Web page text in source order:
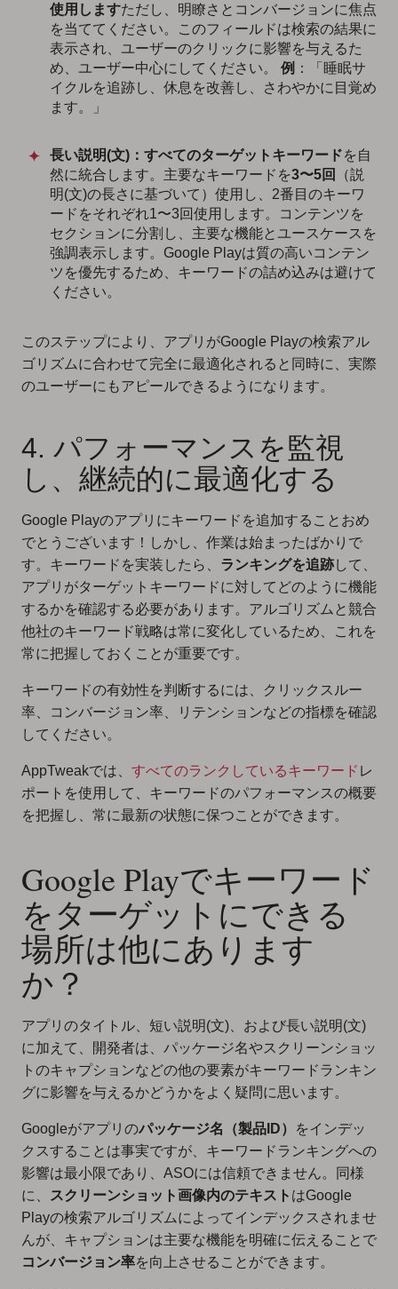
使用しますただし、明瞭さとコンバージョンに焦点
を当ててください。このフィールドは検索の結果に
表示され、ユーザーのクリックに影響を与えるた
め、ユーザー中心にしてください。 例 ：「睡眠サ
イクルを追跡し、休息を改善し、さわやかに目覚め
ます。」
長い説明(文)： すべてのターゲットキーワードを自
然に統合します。主要なキーワードを3〜5回
（説
明(文)の長さに基づいて）使用し、2番目のキーワ
ードをそれぞれ1〜3回使用します。コンテンツを
セクションに分割し、主要な機能とユースケースを
強調表示します。Google Playは質の高いコンテン
ツを優先するため、キーワードの詰め込みは避けて
ください。
このステップにより、アプリがGoogle Playの検索アル
ゴリズムに合わせて完全に最適化されると同時に、実際
のユーザーにもアピールできるようになります。
4. パフォーマンスを監視
し、継続的に最適化する
Google Playのアプリにキーワードを追加することおめ
でとうございます！しかし、作業は始まったばかりで
す。キーワードを実装したら、 ランキングを追跡して、
アプリがターゲットキーワードに対してどのように機能
するかを確認する必要があります。アルゴリズムと競合
他社のキーワード戦略は常に変化しているため、これを
常に把握しておくことが重要です。
キーワードの有効性を判断するには、クリックスルー
率、コンバージョン率、リテンションなどの指標を確認
してください。
AppTweakでは、 すべてのランクしているキーワード レ
ポートを使用して、キーワードのパフォーマンスの概要
を把握し、常に最新の状態に保つことができます。
Google Playでキーワード
をターゲットにできる
場所は他にあります
か？
アプリのタイトル、短い説明(文)、および長い説明(文)
に加えて、開発者は、パッケージ名やスクリーンショッ
トのキャプションなどの他の要素がキーワードランキン
グに影響を与えるかどうかをよく疑問に思います。
Googleがアプリのパッケージ名（製品ID）
をインデッ
クスすることは事実ですが、キーワードランキングへの
影響は最小限であり、ASOには信頼できません。同様
に、
スクリーンショット画像内のテキスト はGoogle
Playの検索アルゴリズムによってインデックスされませ
んが、キャプションは主要な機能を明確に伝えることで
コンバージョン率を向上させることができます。